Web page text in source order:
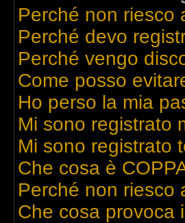
Perché non riesco
Perché devo
Perché vengo
Come posso
Ho perso la mia
Mi sono registrato
Mi sono registrato
Che cosa è
Perché non riesco
Che cosa provoca